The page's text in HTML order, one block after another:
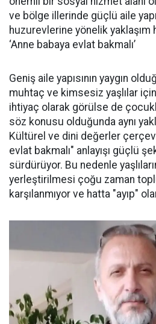
ve bölge illerinde güçlü aile
huzurevlerine yönelik yaklaşım
‘Anne babaya evlat bakmalı’
Geniş aile yapısının yaygın
muhtaç ve kimsesiz yaşlılar
ihtiyaç olarak görülse de
söz konusu olduğunda aynı
Kültürel ve dini değerler
evlat bakmalı" anlayışı güçlü
sürdürüyor. Bu nedenle
yerleştirilmesi çoğu zaman
karşılanmıyor ve hatta "ayıp"